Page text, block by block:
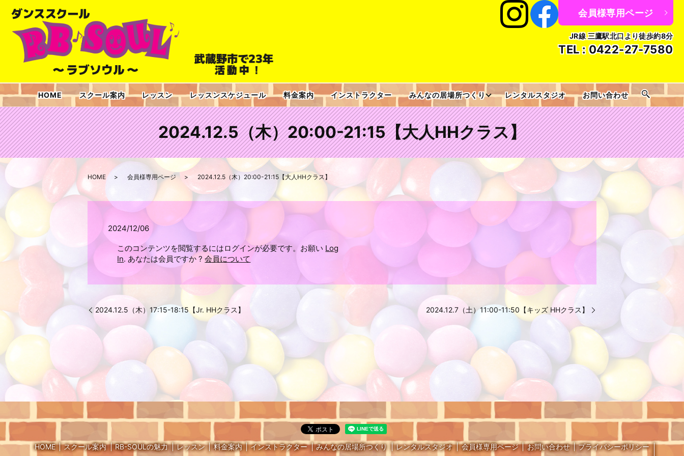
HOME スクール案内 レッスン レッスンスケジュール 料金案内 インストラクター みんなの居場所つくり レンタルスタジオ お問い合わせ
会員様専用ページ
JR線 三鷹駅北口より徒歩約8分
TEL :0422-27-7580
2024.12.5（木）20:00-21:15【大人HHクラス】
HOME 会員様専用ページ 2024.12.5（木）20:00-21:15【大人HHクラス】
2024/12/06
このコンテンツを閲覧するにはログインが必要です。お願い Log
In. あなたは会員ですか ?会員について
2024.12.5（木）17:15-18:15【Jr. HHクラス】 2024.12.7（土）11:00-11:50【キッズ HHクラス】
HOME スクール案内 RB-SOULの魅力 レッスン 料金案内 インストラクター みんなの居場所つくり レンタルスタジオ 会員様専用ページ お問い合わせ プライバシーポリシー